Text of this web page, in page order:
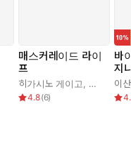
매스커레이드 라이
프
히가시노 게이고 김은모
4.8(6)
바
지
이